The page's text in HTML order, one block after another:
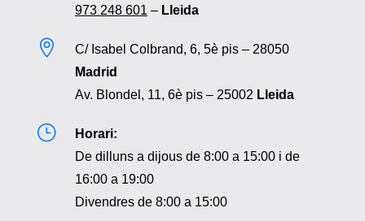
973 248 601 – Lleida

C/ Isabel Colbrand, 6, 5è pis – 28050
Madrid
Av. Blondel, 11, 6è pis – 25002 Lleida
}
Horari:
De dilluns a dijous de 8:00 a 15:00 i de
16:00 a 19:00
Divendres de 8:00 a 15:00